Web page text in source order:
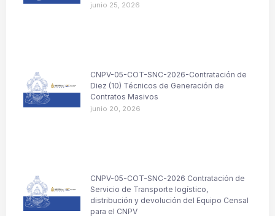
junio 25, 2026
CNPV-05-COT-SNC-2026-Contratación de
Diez (10) Técnicos de Generación de
Contratos Masivos
junio 20, 2026
CNPV-05-COT-SNC-2026 Contratación de
Servicio de Transporte logístico,
distribución y devolución del Equipo Censal
para el CNPV